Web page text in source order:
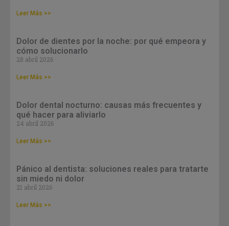
Leer Más >>
Dolor de dientes por la noche: por qué empeora y
cómo solucionarlo
28 abril 2026
Leer Más >>
Dolor dental nocturno: causas más frecuentes y
qué hacer para aliviarlo
24 abril 2026
Leer Más >>
Pánico al dentista: soluciones reales para tratarte
sin miedo ni dolor
21 abril 2026
Leer Más >>